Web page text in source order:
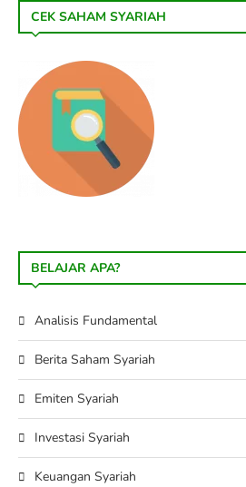
CEK SAHAM SYARIAH
BELAJAR APA?
Analisis Fundamental
Berita Saham Syariah
Emiten Syariah
Investasi Syariah
Keuangan Syariah